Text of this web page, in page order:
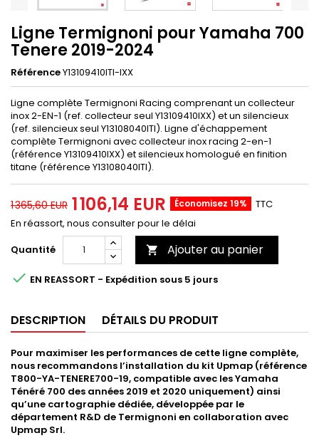
Ligne Termignoni pour Yamaha 700
Tenere 2019-2024
RéférenceY13109410ITI-IXX
Ligne complète Termignoni Racing comprenant un collecteur
inox 2-EN-1 (ref. collecteur seul Y13109410IXX) et un silencieux
(ref. silencieux seul Y13108040ITI). Ligne d'échappement
complète Termignoni avec collecteur inox racing 2-en-1
(référence Y13109410IXX) et silencieux homologué en finition
titane (référence Y13108040ITI).
1 365,60 EUR 1 106,14 EUR Économisez 19%
TTC
En réassort, nous consulter pour le délai
Quantité
 Ajouter au panier
 EN REASSORT - Expédition sous 5 jours
DESCRIPTION DÉTAILS DU PRODUIT
Pour maximiser les performances de cette ligne complète,
nous recommandons l’installation du kit Upmap (référence
T800-YA-TENERE700-19, compatible avec les Yamaha
Ténéré 700 des années 2019 et 2020 uniquement) ainsi
qu’une cartographie dédiée, développée par le
département R&D de Termignoni en collaboration avec
Upmap Srl.